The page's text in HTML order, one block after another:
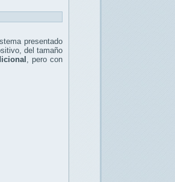
presentado
del tamaño
, pero con